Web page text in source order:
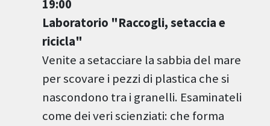
19:00
Laboratorio "Raccogli, setaccia e
ricicla"
Venite a setacciare la sabbia del mare
per scovare i pezzi di plastica che si
nascondono tra i granelli. Esaminateli
come dei veri scienziati: che forma